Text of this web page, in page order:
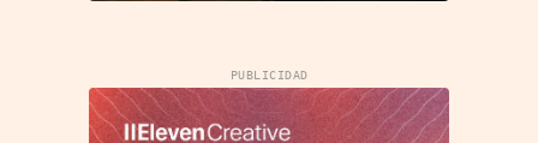
PUBLICIDAD